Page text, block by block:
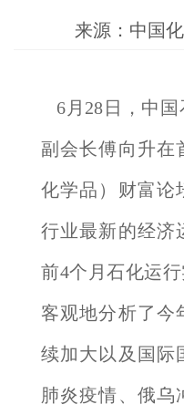
来源：中国
6月28日，中国
副会长傅向升在
化学品）财富论
行业最新的经济
前4个月石化运行
客观地分析了今
续加大以及国际
肺炎疫情、俄乌